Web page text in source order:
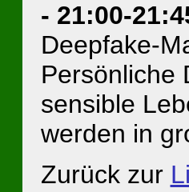
- 21:00-
Deepfake-
Persönliche
sensible
werden in
Zurück zur